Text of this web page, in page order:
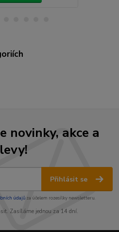
novinky, akce a
Přihlásit se
údajůza účelem rozesílky newsletteru.
Zasíláme jednou za 14 dní.